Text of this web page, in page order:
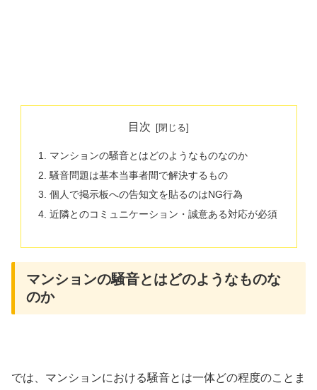
目次
マンションの騒音とはどのようなものなのか
騒音問題は基本当事者間で解決するもの
個人で掲示板への告知文を貼るのはNG行為
近隣とのコミュニケーション・誠意ある対応が必須
マンションの騒音とはどのようなものな
のか
では、マンションにおける騒音とは一体どの程度のことま